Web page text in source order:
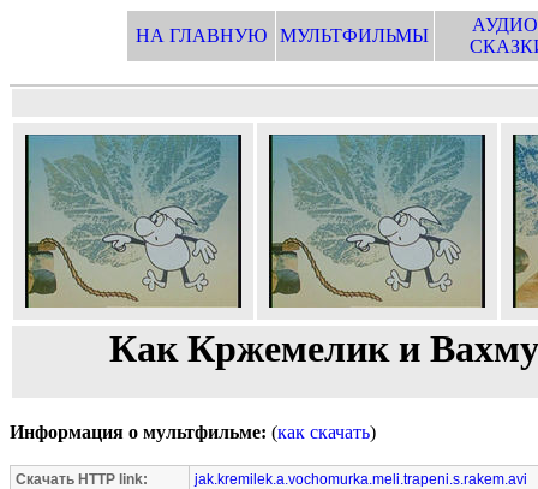
НА ГЛАВНУЮ МУЛЬТФИЛЬМЫ
Как Кржемелик и
Информация о мультфильме: (как скачать)
Скачать HTTP link:
jak.kremilek.a.vochomurka.meli.trapeni.s.rakem.avi